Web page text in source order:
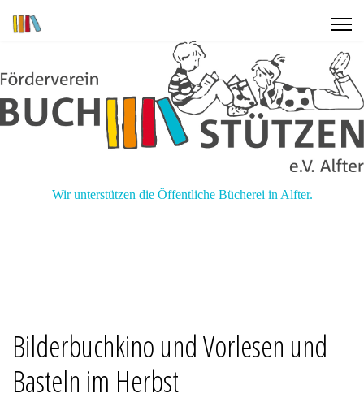
Wir unterstützen die Öffentliche Bücherei in Alfter.
Bilderbuchkino und Vorlesen und
Basteln im Herbst